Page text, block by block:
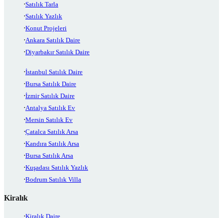
Satılık Tarla
Satılık Yazlık
Konut Projeleri
Ankara Satılık Daire
Diyarbakır Satılık Daire
İstanbul Satılık Daire
Bursa Satılık Daire
İzmir Satılık Daire
Antalya Satılık Ev
Mersin Satılık Ev
Çatalca Satılık Arsa
Kandıra Satılık Arsa
Bursa Satılık Arsa
Kuşadası Satılık Yazlık
Bodrum Satılık Villa
Kiralık
Kiralık Daire